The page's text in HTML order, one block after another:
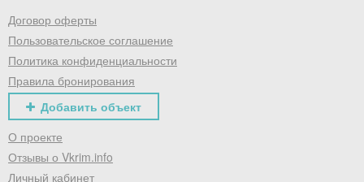
Договор оферты
Пользовательское соглашение
Политика конфиденциальности
Правила бронирования
Добавить объект
О проекте
Отзывы о Vkrim.info
Личный кабинет